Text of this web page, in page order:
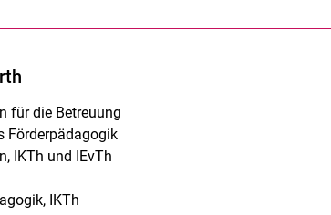
für die Betreuung
Förderpädagogik
IKTh und IEvTh
IKTh